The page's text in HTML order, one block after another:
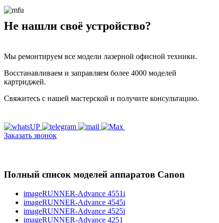
Не нашли своё устройство?
Мы ремонтируем все модели лазерной офисной техники.
Восстанавливаем и заправляем более 4000 моделей
картриджей.
Свяжитесь с нашей мастерской и получите консультацию.
Заказать звонок
Полный список моделей аппаратов Canon
imageRUNNER-Advance 4551i
imageRUNNER-Advance 4545i
imageRUNNER-Advance 4525i
imageRUNNER-Advance 4251